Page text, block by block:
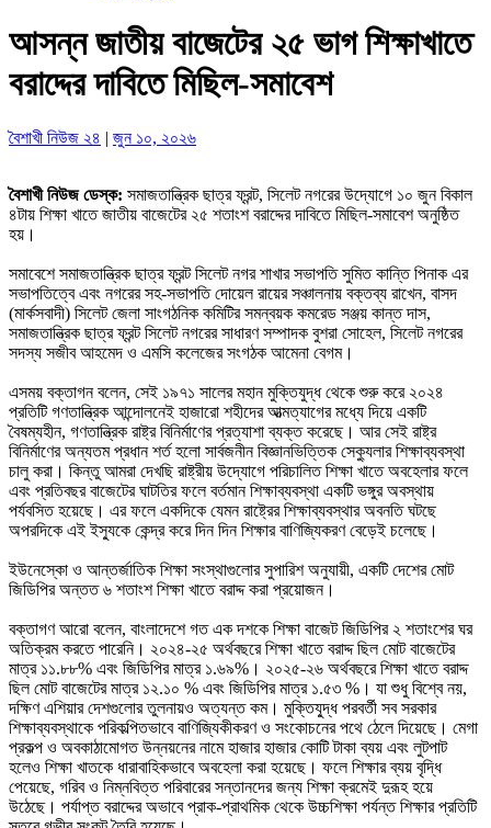
আসন্ন জাতীয় বাজেটের ২৫ ভাগ শিক্ষাখাতে
বরাদ্দের দাবিতে মিছিল-সমাবেশ
বৈশাখী নিউজ ২৪ | জুন ১০, ২০২৬
‎বৈশাখী নিউজ ডেস্ক: ‎সমাজতান্ত্রিক ছাত্র ফ্রন্ট, সিলেট নগরের উদ্যোগে ১০ জুন বিকাল
৪টায় শিক্ষা খাতে জাতীয় বাজেটের ২৫ শতাংশ বরাদ্দের দাবিতে মিছিল-সমাবেশ অনুষ্ঠিত
হয়।
‎সমাবেশে সমাজতান্ত্রিক ছাত্র ফ্রন্ট সিলেট নগর শাখার সভাপতি সুমিত কান্তি পিনাক এর
সভাপতিত্বে এবং নগরের সহ-সভাপতি দোয়েল রায়ের সঞ্চালনায় বক্তব্য রাখেন, বাসদ
(মার্কসবাদী) সিলেট জেলা সাংগঠনিক কমিটির সমন্বয়ক কমরেড সঞ্জয় কান্ত দাস,
সমাজতান্ত্রিক ছাত্র ফ্রন্ট সিলেট নগরের সাধারণ সম্পাদক বুশরা সোহেল, সিলেট নগরের
সদস্য সজীব আহমেদ ও এমসি কলেজের সংগঠক আমেনা বেগম।
‎এসময় বক্তাগন বলেন, সেই ১৯৭১ সালের মহান মুক্তিযুদ্ধ থেকে শুরু করে ২০২৪
প্রতিটি গণতান্ত্রিক আন্দোলনেই হাজারো শহীদের আত্মত্যাগের মধ্যে দিয়ে একটি
বৈষম্যহীন, গণতান্ত্রিক রাষ্ট্র বিনির্মাণের প্রত্যাশা ব্যক্ত করেছে।‌ আর সেই রাষ্ট্র
বিনির্মাণের অন্যতম প্রধান শর্ত হলো‌ সার্বজনীন বিজ্ঞানভিত্তিক সেক্যুলার শিক্ষাব্যবস্থা
চালু করা। কিন্তু আমরা দেখছি রাষ্ট্রীয় উদ্যোগে পরিচালিত শিক্ষা খাতে অবহেলার ফলে
এবং প্রতিবছর বাজেটের ঘাটতির ফলে বর্তমান শিক্ষাব্যবস্থা একটি ভঙ্গুর অবস্থায়
পর্যবসিত হয়েছে। এর ফলে একদিকে যেমন রাষ্ট্রের শিক্ষাব্যবস্থার অবনতি ঘটছে
অপরদিকে এই ইস্যুকে কেন্দ্র করে দিন দিন শিক্ষার বাণিজ্যিকরণ বেড়েই চলেছে।
‎ইউনেস্কো ও আন্তর্জাতিক শিক্ষা সংস্থাগুলোর সুপারিশ অনুযায়ী, একটি দেশের মোট
জিডিপির অন্তত ৬ শতাংশ শিক্ষা খাতে বরাদ্দ করা প্রয়োজন।
‎বক্তাগণ আরো বলেন, বাংলাদেশে গত এক দশকে শিক্ষা বাজেট জিডিপির ২ শতাংশের ঘর
অতিক্রম করতে পারেনি। ২০২৪-২৫ অর্থবছরে শিক্ষা খাতে বরাদ্দ ছিল মোট বাজেটের
মাত্র ১১.৮৮% এবং জিডিপির মাত্র ১.৬৯%। ২০২৫-২৬ অর্থবছরে শিক্ষা খাতে বরাদ্দ
ছিল মোট বাজেটের মাত্র ১২.১০ % এবং জিডিপির মাত্র ১.৫৩ %। যা শুধু বিশ্বে নয়,
দক্ষিণ এশিয়ার দেশগুলোর তুলনায়ও অত্যন্ত কম। মুক্তিযু্দ্ধ পরবর্তী সব সরকার
শিক্ষাব্যবস্থাকে পরিকল্পিতভাবে বাণিজ্যিকীকরণ ও সংকোচনের পথে ঠেলে দিয়েছে। মেগা
প্রকল্প ও অবকাঠামোগত উন্নয়নের নামে হাজার হাজার কোটি টাকা ব্যয় এবং লুটপাট
হলেও শিক্ষা খাতকে ধারাবাহিকভাবে অবহেলা করা হয়েছে। ফলে শিক্ষার ব্যয় বৃদ্ধি
পেয়েছে, গরিব ও নিম্নবিত্ত পরিবারের সন্তানদের জন্য শিক্ষা ক্রমেই দুরূহ হয়ে
উঠেছে। পর্যাপ্ত বরাদ্দের অভাবে প্রাক-প্রাথমিক থেকে উচ্চশিক্ষা পর্যন্ত শিক্ষার প্রতিটি